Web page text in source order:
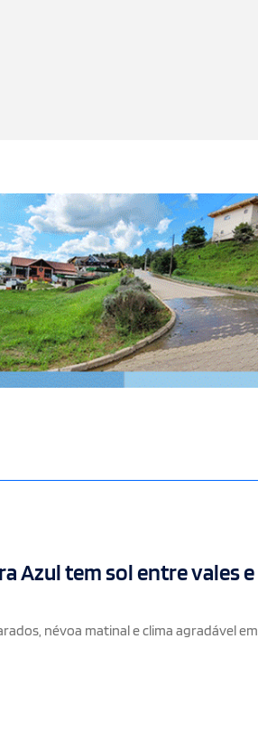
Azul tem sol entre vales e
névoa matinal e clima agradável em